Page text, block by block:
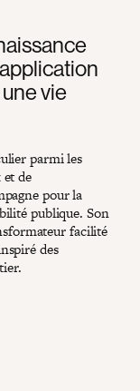
vie
parmi les
et de
pour la
publique. Son
facilité
des